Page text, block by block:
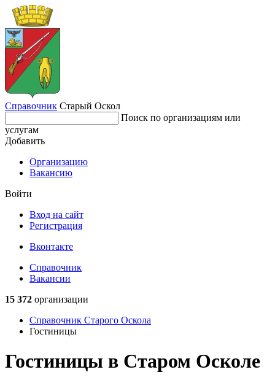
Справочник Старый Оскол
Поиск по организациям или
услугам
Добавить
Организацию
Вакансию
Войти
Вход на сайт
Регистрация
Вконтакте
Справочник
Вакансии
15 372 организации
Справочник Старого Оскола
Гостиницы
Гостиницы в Старом Осколе